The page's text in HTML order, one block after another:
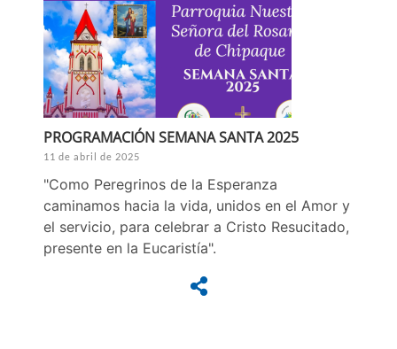
PROGRAMACIÓN SEMANA SANTA 2025
11 de abril de 2025
"Como Peregrinos de la Esperanza
caminamos hacia la vida, unidos en el Amor y
el servicio, para celebrar a Cristo Resucitado,
presente en la Eucaristía".